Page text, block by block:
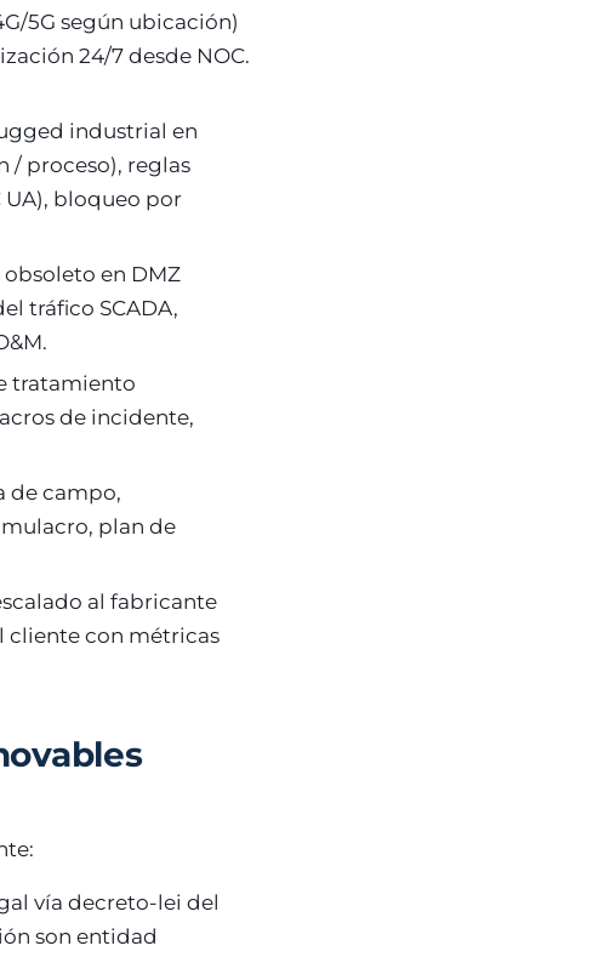
5G según ubicación)
24/7 desde NOC.
industrial en
/ proceso), reglas
UA), bloqueo por
en DMZ
tráfico SCADA,
tratamiento
de incidente,
de campo,
plan de
al fabricante
cliente con métricas
vía decreto-lei del
son entidad